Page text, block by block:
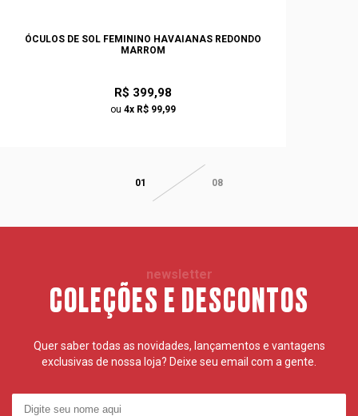
ÓCULOS DE SOL FEMININO HAVAIANAS REDONDO
MARROM
R$ 399,98
ou 4x R$ 99,99
01 08
newsletter
COLEÇÕES E DESCONTOS
Quer saber todas as novidades, lançamentos e vantagens
exclusivas de nossa loja? Deixe seu email com a gente.